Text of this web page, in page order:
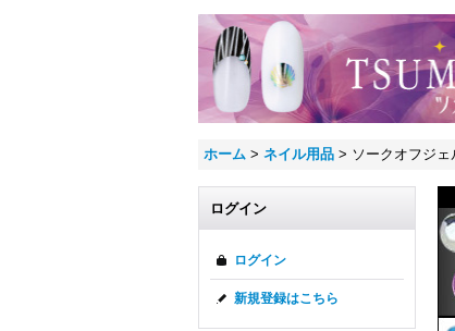
ホーム > ネイル用品 > ソークオフジェ
ログイン
ログイン
新規登録はこちら